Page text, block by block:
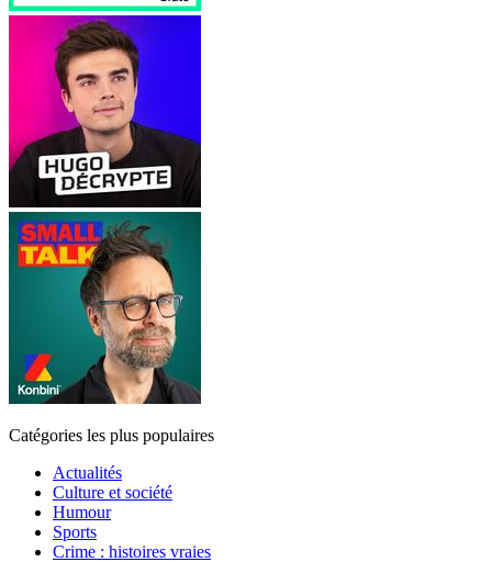
Catégories les plus populaires
Actualités
Culture et société
Humour
Sports
Crime : histoires vraies